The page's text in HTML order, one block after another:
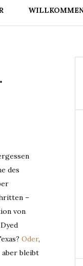
des
–
von
Oder,
aber bleibt